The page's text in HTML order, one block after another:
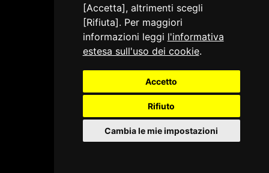
[Accetta], altrimenti scegli
[Rifiuta]. Per maggiori
informazioni leggi l'informativa
estesa sull'uso dei cookie.
Accetto
Rifiuto
Cambia le mie impostazioni